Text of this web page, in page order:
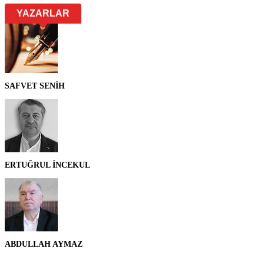
YAZARLAR
SAFVET SENİH
ERTUĞRUL İNCEKUL
ABDULLAH AYMAZ